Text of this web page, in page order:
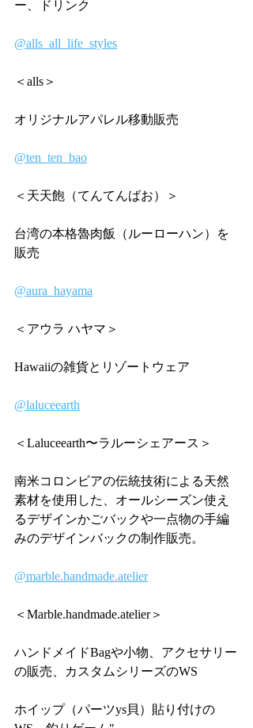
ー、ドリンク
@alls_all_life_styles
＜alls＞
オリジナルアパレル移動販売
@ten_ten_bao
＜天天飽（てんてんばお）＞
台湾の本格魯肉飯（ルーローハン）を
販売
@aura_hayama
＜アウラ ハヤマ＞
Hawaiiの雑貨とリゾートウェア
@laluceearth
＜Laluceearth〜ラルーシェアース＞
南米コロンビアの伝統技術による天然
素材を使用した、オールシーズン使え
るデザインかごバックや一点物の手編
みのデザインバックの制作販売。
@marble.handmade.atelier
＜Marble.handmade.atelier＞
ハンドメイドBagや小物、アクセサリー
の販売、カスタムシリーズのWS
ホイップ（パーツys貝）貼り付けの